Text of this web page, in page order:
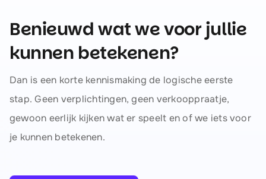
Benieuwd wat we voor jullie
kunnen betekenen?
Dan is een korte kennismaking de logische eerste
stap. Geen verplichtingen, geen verkooppraatje,
gewoon eerlijk kijken wat er speelt en of we iets voor
je kunnen betekenen.